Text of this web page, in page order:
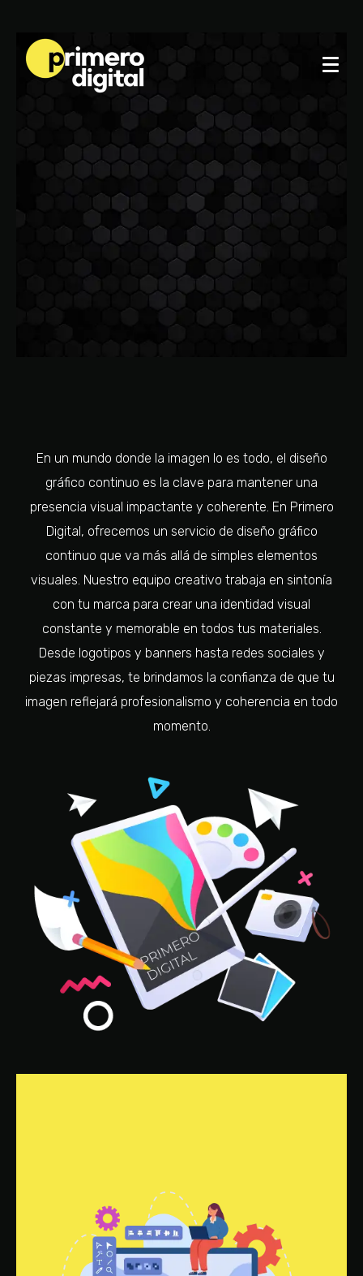
En un mundo donde la imagen lo es todo, el diseño
gráfico continuo es la clave para mantener una
presencia visual impactante y coherente. En Primero
Digital, ofrecemos un servicio de diseño gráfico
continuo que va más allá de simples elementos
visuales. Nuestro equipo creativo trabaja en sintonía
con tu marca para crear una identidad visual
constante y memorable en todos tus materiales.
Desde logotipos y banners hasta redes sociales y
piezas impresas, te brindamos la confianza de que tu
imagen reflejará profesionalismo y coherencia en todo
momento.